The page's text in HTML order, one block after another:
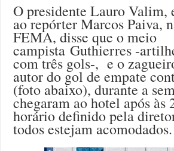
O presidente Lauro Valim,
ao repórter Marcos Paiva,
FEMA, disse que o meio
campista Guthierres -
com três gols-, e o
autor do gol de empate
(foto abaixo), durante a
chegaram ao hotel após às
horário definido pela
todos estejam acomodados.